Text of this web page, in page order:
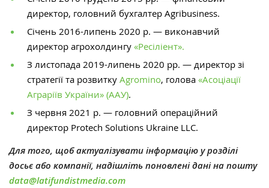
директор, головний бухгалтер Agribusiness.
Січень 2016-липень 2020 р. — виконавчий
директор агрохолдингу «Ресіліент».
З листопада 2019-липень 2020 рр. — директор зі
стратегії та розвитку Agromino, голова «Асоціації
Аграріїв України» (ААУ).
З червня 2021 р. — головний операційний
директор Protech Solutions Ukraine LLC.
Для того, щоб актуалізувати інформацію у розділі
досьє або компанії, надішліть поновлені дані на пошту
data@latifundistmedia.com